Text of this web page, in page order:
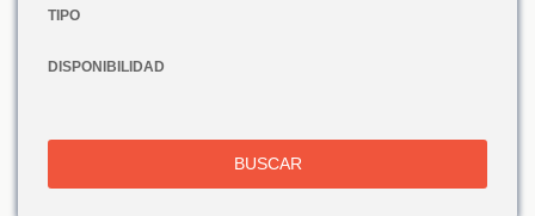
TIPO
DISPONIBILIDAD
BUSCAR